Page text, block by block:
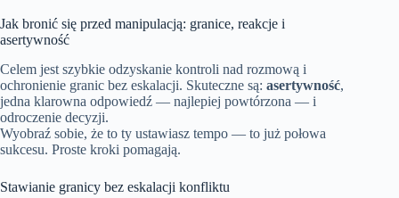
Jak bronić się przed manipulacją: granice, reakcje i
asertywność
Celem jest szybkie odzyskanie kontroli nad rozmową i
ochronienie granic bez eskalacji. Skuteczne są: asertywność,
jedna klarowna odpowiedź — najlepiej powtórzona — i
odroczenie decyzji.
Wyobraź sobie, że to ty ustawiasz tempo — to już połowa
sukcesu. Proste kroki pomagają.
Stawianie granicy bez eskalacji konfliktu